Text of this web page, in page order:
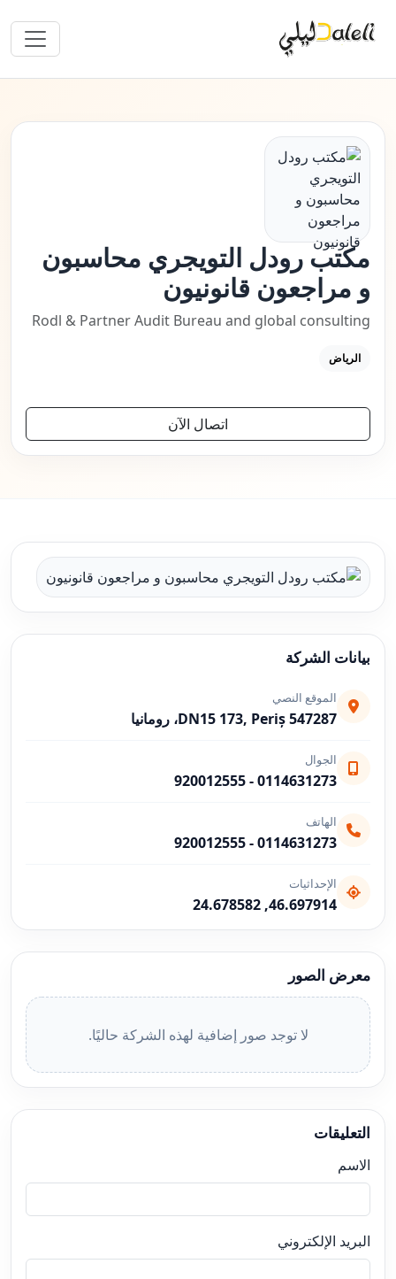
مكتب رودل التويجري محاسبون
و مراجعون قانونيون
Rodl & Partner Audit Bureau and global consulting
الرياض
اتصال الآن
بيانات الشركة
الموقع النصي
DN15 173, Periș 547287، رومانيا
الجوال
0114631273
-
920012555
الهاتف
0114631273
-
920012555
الإحداثيات
46.697914, 24.678582
معرض الصور
لا توجد صور إضافية لهذه الشركة حاليًا.
التعليقات
الاسم
البريد الإلكتروني